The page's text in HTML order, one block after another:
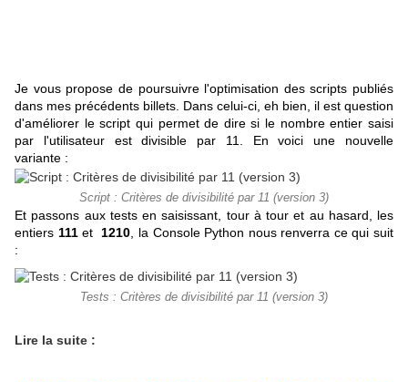
Je vous propose de poursuivre l'optimisation des scripts publiés
dans mes précédents billets. Dans celui-ci, eh bien, il est question
d'améliorer le script qui permet de dire si le nombre entier saisi
par l'utilisateur est divisible par 11. En voici une nouvelle
variante :
Script : Critères de divisibilité par 11 (version 3)
Et passons aux tests en saisissant, tour à tour et au hasard, les
entiers 111et 1210 , la Console Python nous renverra ce qui suit
:
Tests : Critères de divisibilité par 11 (version 3)
Lire la suite :